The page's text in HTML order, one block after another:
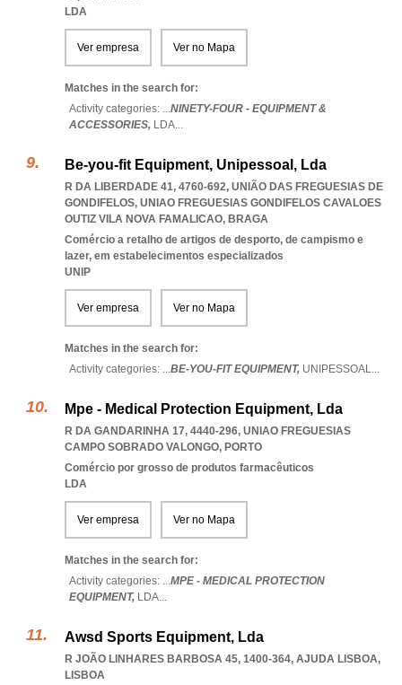
LDA
Ver empresa Ver no Mapa
Matches in the search for:
Activity categories: ...NINETY-FOUR - EQUIPMENT &
ACCESSORIES, LDA...
Be-you-fit Equipment, Unipessoal, Lda
R DA LIBERDADE 41, 4760-692, UNIÃO DAS FREGUESIAS DE
GONDIFELOS, UNIAO FREGUESIAS GONDIFELOS CAVALOES
OUTIZ VILA NOVA FAMALICAO, BRAGA
Comércio a retalho de artigos de desporto, de campismo e
lazer, em estabelecimentos especializados
UNIP
Ver empresa Ver no Mapa
Matches in the search for:
Activity categories: ...BE-YOU-FIT EQUIPMENT, UNIPESSOAL...
Mpe - Medical Protection Equipment, Lda
R DA GANDARINHA 17, 4440-296, UNIAO FREGUESIAS
CAMPO SOBRADO VALONGO, PORTO
Comércio por grosso de produtos farmacêuticos
LDA
Ver empresa Ver no Mapa
Matches in the search for:
Activity categories: ...MPE - MEDICAL PROTECTION
EQUIPMENT, LDA...
Awsd Sports Equipment, Lda
R JOÃO LINHARES BARBOSA 45, 1400-364, AJUDA LISBOA,
LISBOA